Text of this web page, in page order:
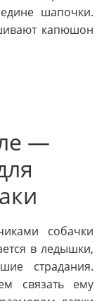
шапочки.
капюшон
—
собачки
в ледышки,
страдания.
связать ему